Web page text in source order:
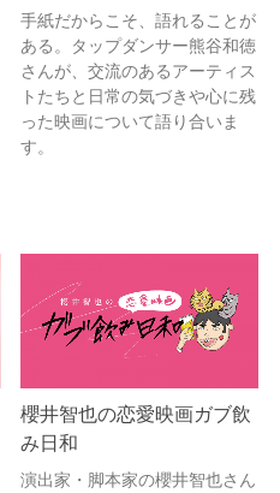
手紙だからこそ、語れることが
ある。タップダンサー熊谷和徳
さんが、交流のあるアーティス
トたちと日常の気づきや心に残
った映画について語り合いま
す。
櫻井智也の恋愛映画ガブ飲
み日和
演出家・脚本家の櫻井智也さん